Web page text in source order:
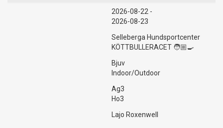
2026-08-22 -
2026-08-23
Selleberga Hundsportcenter
KÖTTBULLERACET 🧑🏼‍🍳
Bjuv
Indoor/Outdoor
Ag3
Ho3
Lajo Roxenwell